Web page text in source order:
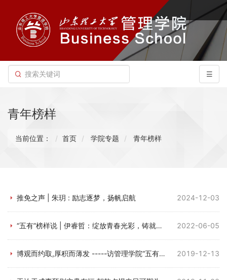
青年榜样
当前位置： 首页 学院专题 青年榜样
推免之声 | 朱玥 : 励志逐梦，扬帆启航 2024-12-03
“五有”榜样说 | 伊睿哲：绽放青春光彩，铸就无悔人生 2022-06-05
博观而约取,厚积而薄发 -----访管理学院“五有榜样”徐雨薇 2019-12-13